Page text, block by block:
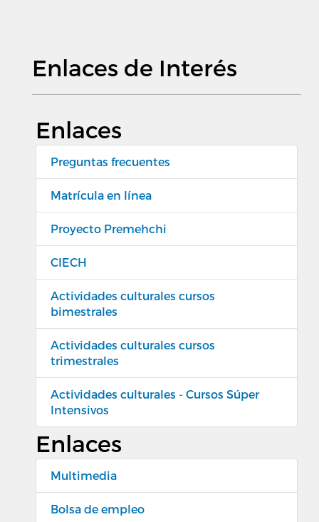
Enlaces de Interés
Enlaces
Preguntas frecuentes
Matrícula en línea
Proyecto Premehchi
CIECH
Actividades culturales cursos
bimestrales
Actividades culturales cursos
trimestrales
Actividades culturales - Cursos Súper
Intensivos
Enlaces
Multimedia
Bolsa de empleo